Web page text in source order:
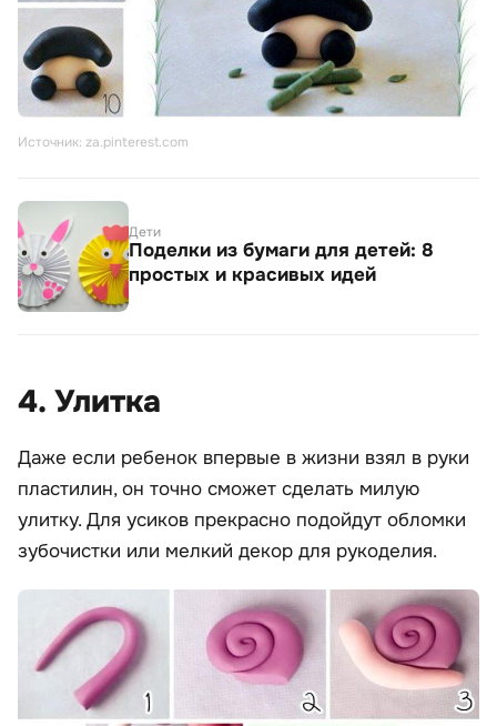
Источник: za.pinterest.com
Дети
Поделки из бумаги для детей: 8
простых и красивых идей
4. Улитка
Даже если ребенок впервые в жизни взял в руки
пластилин, он точно сможет сделать милую
улитку. Для усиков прекрасно подойдут обломки
зубочистки или мелкий декор для рукоделия.